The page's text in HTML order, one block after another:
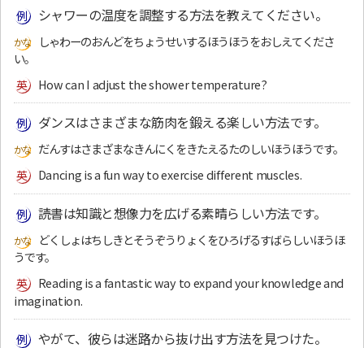
シャワーの温度を調整する方法を教えてください。
しゃわーのおんどをちょうせいするほうほうをおしえてくださ
い。
How can I adjust the shower temperature?
ダンスはさまざまな筋肉を鍛える楽しい方法です。
だんすはさまざまなきんにくをきたえるたのしいほうほうです。
Dancing is a fun way to exercise different muscles.
読書は知識と想像力を広げる素晴らしい方法です。
どくしょはちしきとそうぞうりょくをひろげるすばらしいほうほ
うです。
Reading is a fantastic way to expand your knowledge and
imagination.
やがて、彼らは迷路から抜け出す方法を見つけた。